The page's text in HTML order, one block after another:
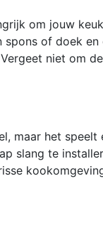
om jouw
of doek
niet om
maar het
slang te